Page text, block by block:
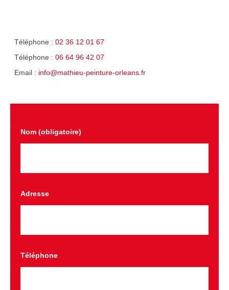
Téléphone : 02 36 12 01 67
Téléphone : 06 64 96 42 07
Email : info@mathieu-peinture-orleans.fr
Nom (obligatoire)
Adresse
Téléphone